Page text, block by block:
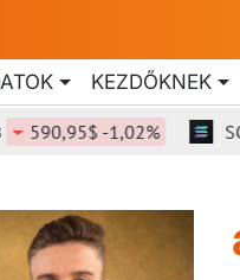
KEZDŐKNEK
590,95$ -1,02% SOL